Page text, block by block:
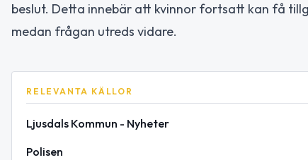
beslut. Detta innebär att kvinnor fortsatt kan få
medan frågan utreds vidare.
RELEVANTA KÄLLOR
Ljusdals Kommun - Nyheter
Polisen